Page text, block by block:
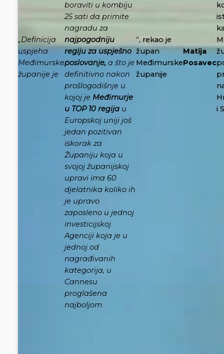
„Definicija
uspjeha
Međimurske
županije je
boraviti u kombiju
25 sati da primite
nagradu za
najpogodniju
regiju za uspješno
poslovanje, a što je
definitivno nakon
prošlogodišnje u
kojoj je Međimurje
u TOP 10 regija u
Europskoj uniji još
jedan pozitivan
iskorak za
Županiju koja u
svojoj županijskoj
upravi ima 60
djelatnika koliko ih
je upravo
zaposleno u jednoj
investicijskoj
Agenciji koja je u
jednoj od
nagrađivanih
kategorija, u
Cannesu
proglašena
najboljom
“, rekao je
župan
Međimurske
županije
Matija
Posavec
i